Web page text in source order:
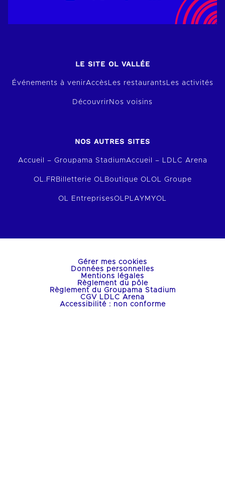
LE SITE OL VALLÉE
Événements à venirAccès Les restaurants Les activités
Découvrir Nos voisins
NOS AUTRES SITES
Accueil – Groupama StadiumAccueil – LDLC Arena
OL.FR Billetterie OL Boutique OL OL Groupe
OL EntreprisesOLPLAY MYOL
Gérer mes cookies
Données personnelles
Mentions légales
Règlement du pôle
Règlement du Groupama Stadium
CGV LDLC Arena
Accessibilité : non conforme